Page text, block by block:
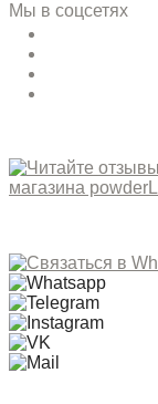
Мы в соцсетях